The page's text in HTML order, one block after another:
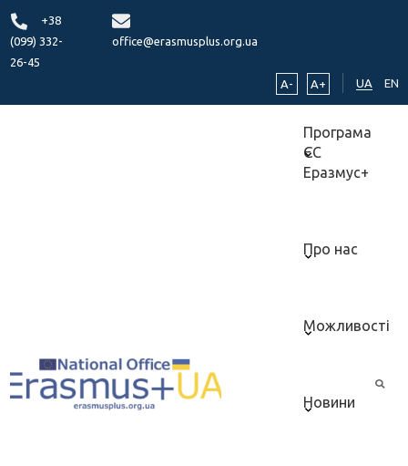
+38
(099) 332-
26-45
office@erasmusplus.org.ua
A- A+ UA EN
Програма
ЄС
Еразмус+
Про нас
Можливості
Новини